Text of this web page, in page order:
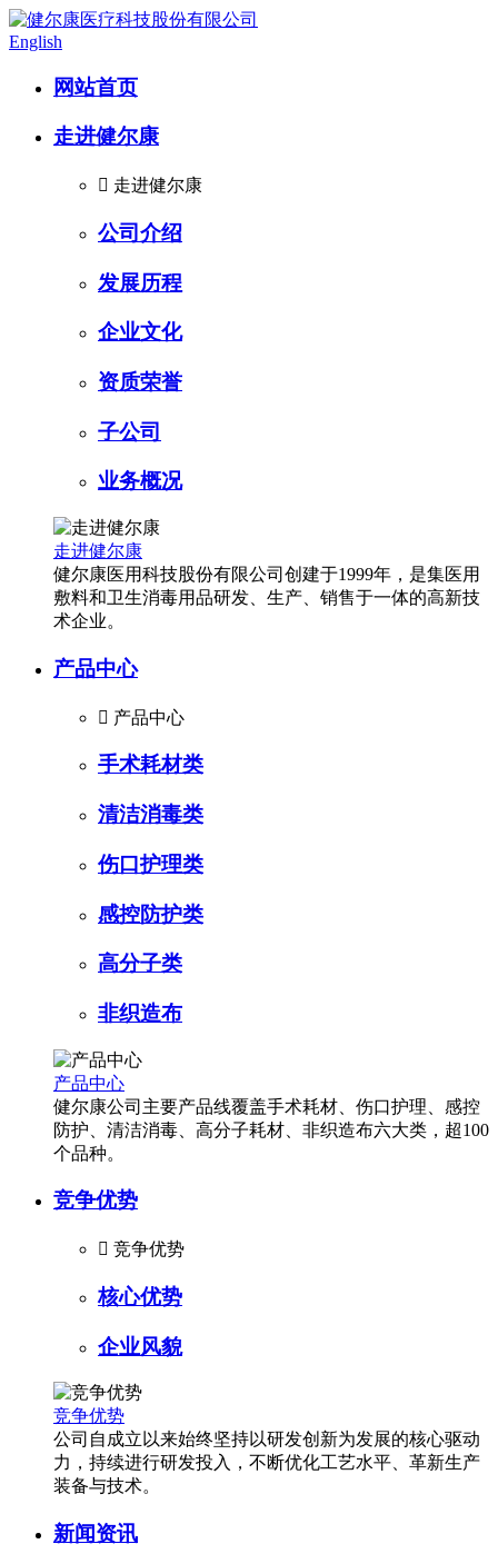
English
网站首页
走进健尔康
 走进健尔康
公司介绍
发展历程
企业文化
资质荣誉
子公司
业务概况
走进健尔康
健尔康医用科技股份有限公司创建于1999年，是集医用
敷料和卫生消毒用品研发、生产、销售于一体的高新技
术企业。
产品中心
 产品中心
手术耗材类
清洁消毒类
伤口护理类
感控防护类
高分子类
非织造布
产品中心
健尔康公司主要产品线覆盖手术耗材、伤口护理、感控
防护、清洁消毒、高分子耗材、非织造布六大类，超100
个品种。
竞争优势
 竞争优势
核心优势
企业风貌
竞争优势
公司自成立以来始终坚持以研发创新为发展的核心驱动
力，持续进行研发投入，不断优化工艺水平、革新生产
装备与技术。
新闻资讯